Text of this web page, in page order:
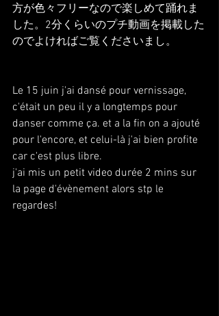
方が色々フリーなので楽しめて踊れま
した。2分くらいのプチ動画を掲載した
のでよければご覧くださいまし。
Le 15 juin j'ai dansé pour vernissage,
c'était un peu il y a longtemps pour
danser comme ça. et a la fin on a ajouté
pour l'encore, et celui-là j'ai bien profite
car c'est plus libre.
j'ai mis un petit video durée 2 mins sur
la page d'évènement alors stp le
regardes!